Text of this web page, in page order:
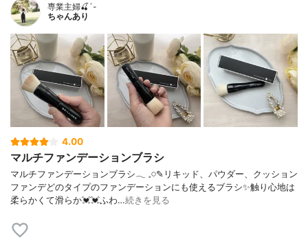
専業主婦🍒´-
ちゃんあり
4.00
マルチファンデーションブラシ
マルチファンデーションブラシ‪‪𓂃 𓈒𓏸✎リキッド、パウダー、クッション
ファンデどのタイプのファンデーションにも使えるブラシ✨触り心地は
柔らかくて滑らか💓💓ふわ…続きを見る